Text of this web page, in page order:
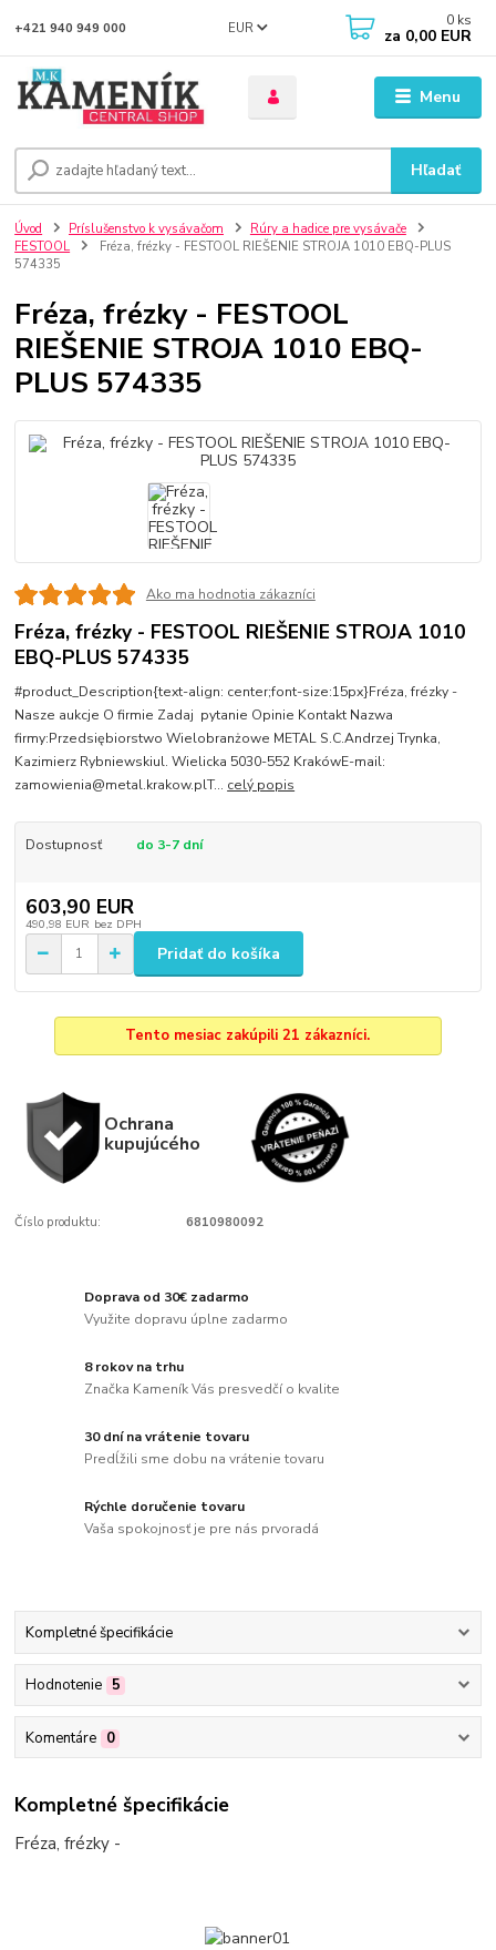
Menu
EUR
Hľadať
+421 940 949 000 0 ks
za 0,00 EUR
Úvod Príslušenstvo k vysávačom
Rúry a hadice pre vysávače
FESTOOL
Fréza, frézky - FESTOOL RIEŠENIE STROJA 1010 EBQ-PLUS
574335
Fréza, frézky - FESTOOL
RIEŠENIE STROJA 1010 EBQ-
PLUS 574335
Ako ma hodnotia zákazníci
Fréza, frézky - FESTOOL RIEŠENIE STROJA 1010
EBQ-PLUS 574335
#product_Description{text-align: center;font-size:15px}Fréza, frézky -
Nasze aukcje O firmie Zadaj pytanie Opinie Kontakt Nazwa
firmy:Przedsiębiorstwo Wielobranżowe METAL S.C.Andrzej Trynka,
Kazimierz Rybniewskiul. Wielicka 5030-552 KrakówE-mail:
zamowienia@metal.krakow.plT... celý popis
Dostupnosť do 3-7 dní
603,90 EUR
490,98 EUR bez DPH
Pridať do košíka
Tento mesiac zakúpili 21 zákazníci.
Ochrana
kupujúcého
Číslo produktu: 6810980092
Doprava od 30€ zadarmo
Využite dopravu úplne zadarmo
8 rokov na trhu
Značka Kameník Vás presvedčí o kvalite
30 dní na vrátenie tovaru
Predĺžili sme dobu na vrátenie tovaru
Rýchle doručenie tovaru
Vaša spokojnosť je pre nás prvoradá
Kompletné špecifikácie
Hodnotenie 5
Komentáre 0
Kompletné špecifikácie
Fréza, frézky -